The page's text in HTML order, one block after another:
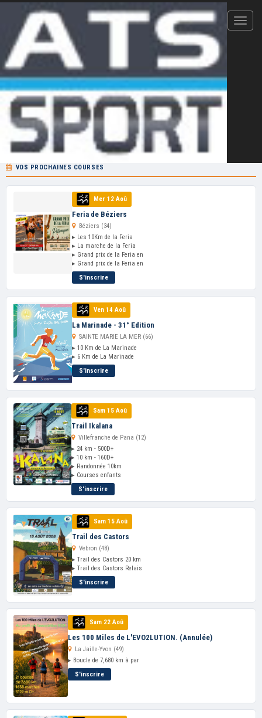
Votre plateforme d'inscription en ligne et de résultats
CHRONOMÉTRAGE ATS-SPORT — 2026
Cliquez ici pour ajouter votre épreuveau
calendrier ATS-Sport
VOS PROCHAINES COURSES
Mer 12 Aoû
Feria de Béziers
Béziers (34)
▸ Les 10Km de la Feria
▸ La marche de la Feria
▸ Grand prix de la Feria en
▸ Grand prix de la Feria en
S'inscrire
Ven 14 Aoû
La Marinade - 31° Edition
SAINTE MARIE LA MER (66)
▸ 10 Km de La Marinade
▸ 6 Km de La Marinade
S'inscrire
Sam 15 Aoû
Trail Ikalana
Villefranche de Pana (12)
▸ 24 km - 500D+
▸ 10 km - 160D+
▸ Randonnée 10km
▸ Courses enfants
S'inscrire
Sam 15 Aoû
Trail des Castors
Vebron (48)
▸ Trail des Castors 20 km
▸ Trail des Castors Relais
S'inscrire
Sam 22 Aoû
Les 100 Miles de L'EVO2LUTION. (Annulée)
La Jaille-Yvon (49)
▸ Boucle de 7,680 km à par
S'inscrire